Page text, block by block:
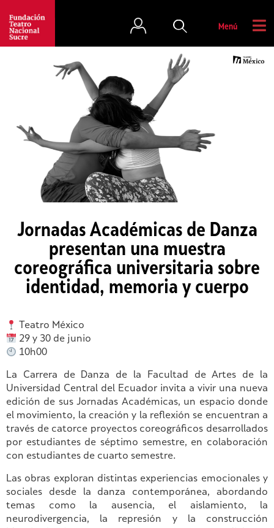
Menú
Jornadas Académicas de Danza
presentan una muestra
coreográfica universitaria sobre
identidad, memoria y cuerpo
Teatro México
29 y 30 de junio
10h00
La Carrera de Danza de la Facultad de Artes de la
Universidad Central del Ecuador invita a vivir una nueva
edición de sus Jornadas Académicas, un espacio donde
el movimiento, la creación y la reflexión se encuentran a
través de catorce proyectos coreográficos desarrollados
por estudiantes de séptimo semestre, en colaboración
con estudiantes de cuarto semestre.
Las obras exploran distintas experiencias emocionales y
sociales desde la danza contemporánea, abordando
temas como la ausencia, el aislamiento, la
neurodivergencia, la represión y la construcción